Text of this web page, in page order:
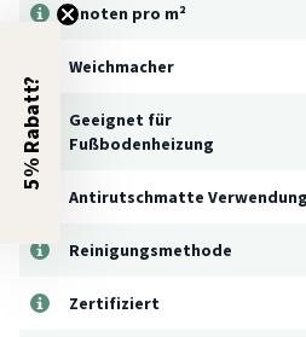
Knoten pro m²
Weichmacher
Geeignet für
Fußbodenheizung
Antirutschmatte Verwendung
Reinigungsmethode
Zertifiziert
5% Rabatt?